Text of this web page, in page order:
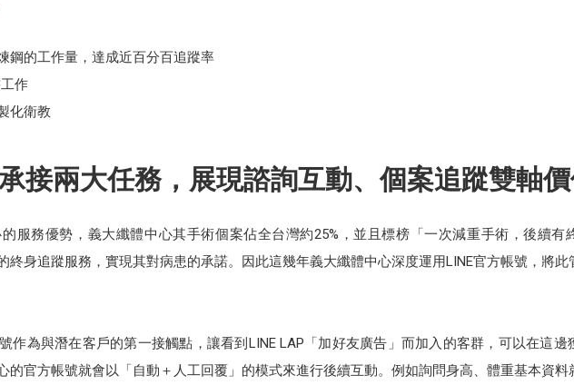
鋼的工作量，達成近百分百追蹤率
作
化衛教
接兩大任務，展現諮詢互動、個案追蹤雙軸
服務優勢，義大纖體中心其手術個案佔全台灣約25%，並且標榜「一次減重手術，後續有
終身追蹤服務，實現其對病患的承諾。因此這幾年義大纖體中心深度運用LINE官方帳號，將此
作為與潛在客戶的第一接觸點，讓看到LINE LAP「加好友廣告」而加入的客群，可以在這邊
的官方帳號就會以「自動＋人工回覆」的模式來進行後續互動。例如詢問身高、體重基本資料